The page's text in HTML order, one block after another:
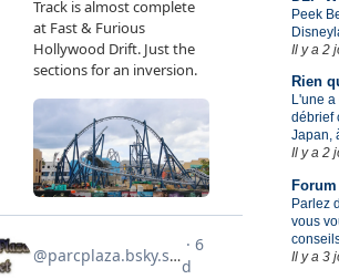
Peek
Il y a 2
Rien
L'une
débrief
Japan,
Il y a 2
Parlez
vous
Il y a 3